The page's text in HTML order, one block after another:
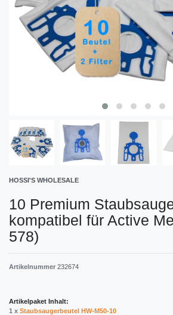
HOSSI'S WHOLESALE
10 Premium
kompatibel für Active
578)
Artikelnummer 232674
Artikelpaket Inhalt:
1 x Staubsaugerbeutel HW-M50-10